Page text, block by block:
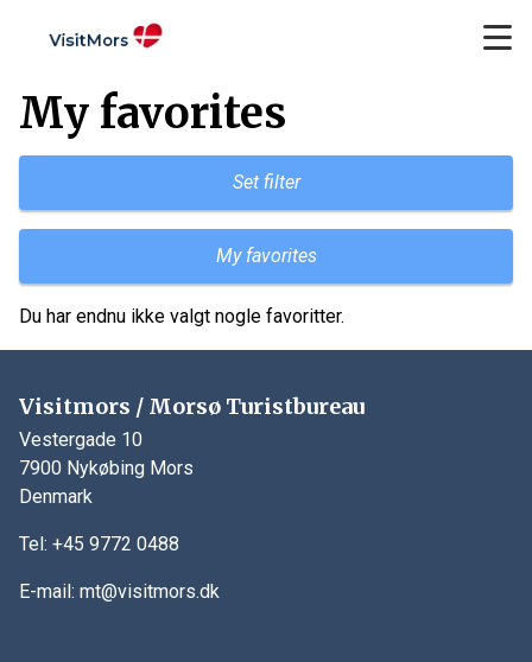
My favorites
Set filter
My favorites
Du har endnu ikke valgt nogle favoritter.
Visitmors / Morsø Turistbureau
Vestergade 10
7900 Nykøbing Mors
Denmark
Tel: +45 9772 0488
E-mail: mt@visitmors.dk